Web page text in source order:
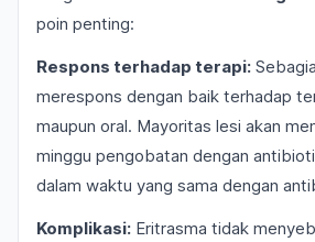
poin penting:
Respons terhadap terapi:
merespons dengan baik terhadap
maupun oral. Mayoritas lesi akan
minggu pengobatan dengan
dalam waktu yang sama dengan
Komplikasi: Eritrasma tidak